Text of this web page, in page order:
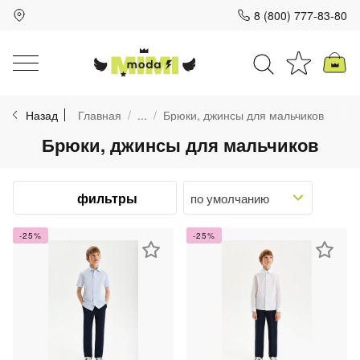
8 (800) 777-83-80
Назад Главная ... Брюки, джинсы для мальчиков
Брюки, джинсы для мальчиков
фильтры
-25% -25%
Для клиентов всех банков
Разбейте
оплатуна части
без переплат
График платежей